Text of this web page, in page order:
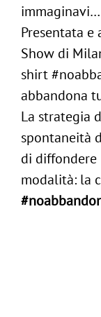
immaginavi…
Presentata e
Show di
shirt
abbandona
La strategia
spontaneità
di diffondere
modalità: la